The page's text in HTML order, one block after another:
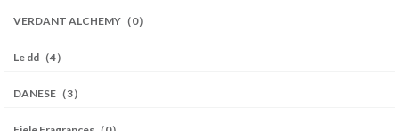
VERDANT ALCHEMY（0）
Le dd（4）
DANESE（3）